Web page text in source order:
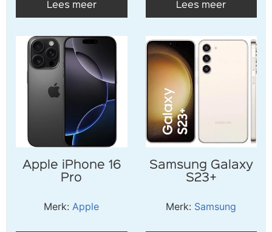
Lees meer Lees meer
Apple iPhone 16
Pro
Merk:Apple
Samsung Galaxy
S23+
Merk: Samsung